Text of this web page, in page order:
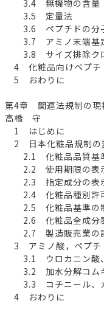
3.4 無機物の含量
3.5 定量法
3.6 ペプチドの分
3.7 アミノ末端基定
3.8 サイズ排除クロ
4 化粧品向けペプチ
5 おわりに
第4章 関連法規制の現
高橋 守
1 はじめに
2 日本化粧品規制の
2.1 化粧品品質基準
2.2 使用期限の表
2.3 指定成分の表
2.4 化粧品種別許
2.5 化粧品基準の
2.6 化粧品全成分表
2.7 製造販売業の許
3 アミノ酸，ペプチ
3.1 ウロカニン酸、
3.2 加水分解コム
3.3 コチニール、
4 おわりに